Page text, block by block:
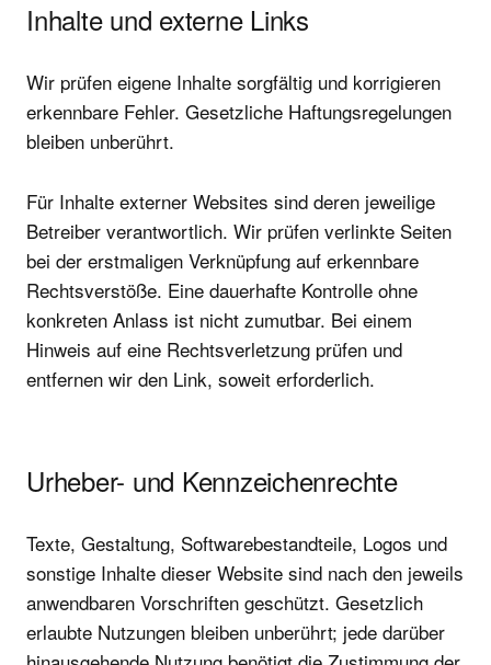
Inhalte und externe Links
Wir prüfen eigene Inhalte sorgfältig und korrigieren
erkennbare Fehler. Gesetzliche Haftungsregelungen
bleiben unberührt.
Für Inhalte externer Websites sind deren jeweilige
Betreiber verantwortlich. Wir prüfen verlinkte Seiten
bei der erstmaligen Verknüpfung auf erkennbare
Rechtsverstöße. Eine dauerhafte Kontrolle ohne
konkreten Anlass ist nicht zumutbar. Bei einem
Hinweis auf eine Rechtsverletzung prüfen und
entfernen wir den Link, soweit erforderlich.
Urheber- und Kennzeichenrechte
Texte, Gestaltung, Softwarebestandteile, Logos und
sonstige Inhalte dieser Website sind nach den jeweils
anwendbaren Vorschriften geschützt. Gesetzlich
erlaubte Nutzungen bleiben unberührt; jede darüber